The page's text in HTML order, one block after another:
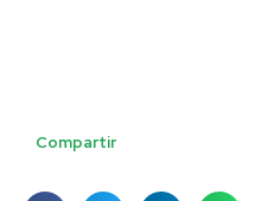
Compartir